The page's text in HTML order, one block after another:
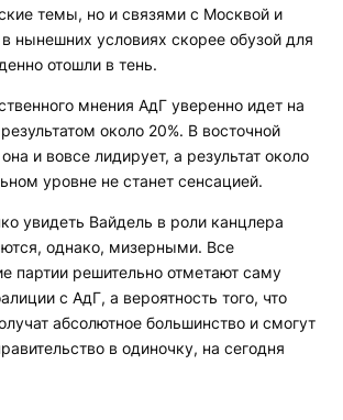
темы, но и связями с Москвой и
нынешних условиях скорее обузой для
отошли в тень.
мнения АдГ уверенно идет на
около 20%. В восточной
и вовсе лидирует, а результат около
уровне не станет сенсацией.
увидеть Вайдель в роли канцлера
однако, мизерными. Все
партии решительно отметают саму
с АдГ, а вероятность того, что
абсолютное большинство и смогут
в одиночку, на сегодня